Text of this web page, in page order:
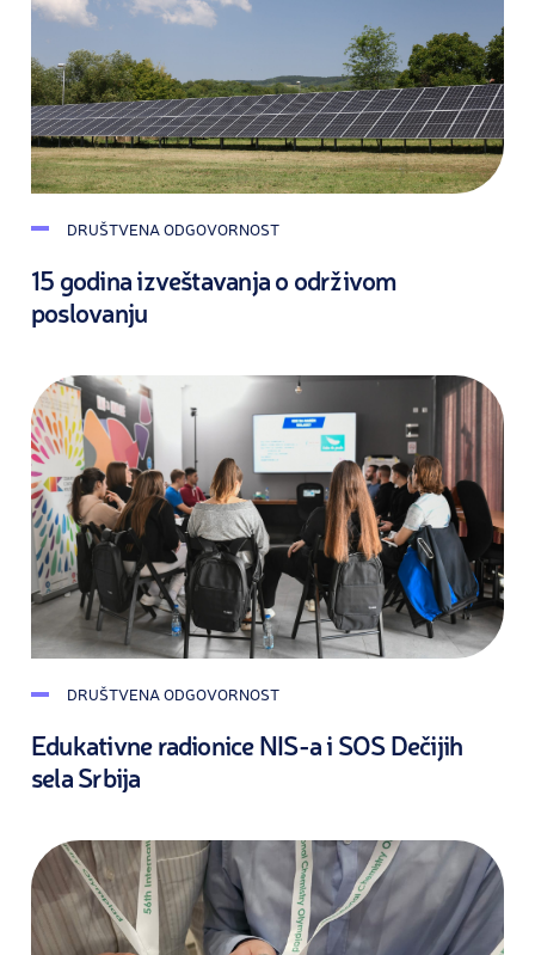
DRUŠTVENA ODGOVORNOST
15 godina izveštavanja o održivom
poslovanju
DRUŠTVENA ODGOVORNOST
Edukativne radionice NIS-a i SOS Dečijih
sela Srbija